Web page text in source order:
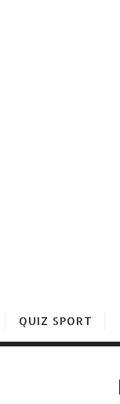
QUIZ SPORT